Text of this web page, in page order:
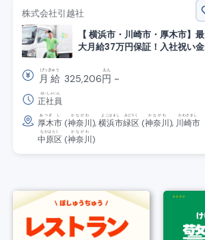
株式会社引越社
【 横浜市・川崎市・厚木市】最
大月給37万円保証！入社祝い金
月給
げっきゅう
325,206円
えん
~
正社員
せいしゃいん
厚木
あつぎ
市
し
(神奈川
かながわ
),横浜市
よこはまし
緑区
みどりく
(神奈川
かながわ
), 川崎市
かわさきし
中原区
なかはらく
(神奈川
かながわ
)